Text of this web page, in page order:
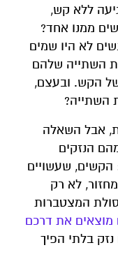
ללא קש,
ממנו אחד?
לא היו שמים
השתייה שלהם
של הקש. ובעצם,
השתייה?
אבל השאלה
הנזקים
הקשים, שעשויים
לא רק
המצטברות
את דרכם
בלתי הפיך